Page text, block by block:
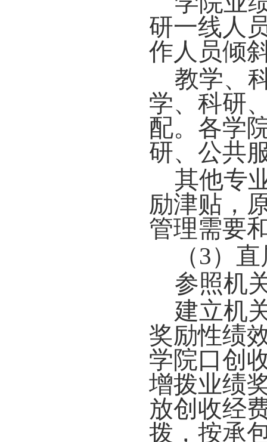
研一线人
作人员倾
教学、
学、科研
配。各学
研、公共
其他专
励津贴，
管理需要
（3）
参照机
建立机
奖励性绩
学院口创
增拨业绩
放创收经
拨，按承